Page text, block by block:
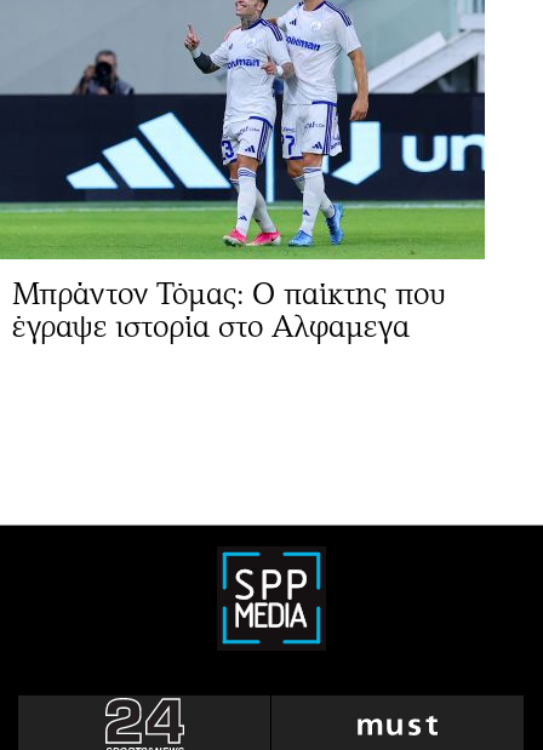
Μπράντον Τόμας: Ο παίκτης που
έγραψε ιστορία στο Αλφαμεγα